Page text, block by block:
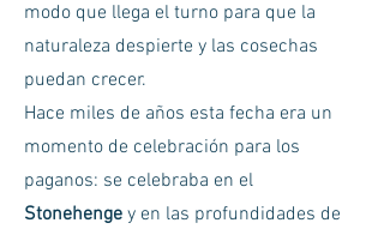
modo que llega el turno para que la
naturaleza despierte y las cosechas
puedan crecer.
Hace miles de años esta fecha era un
momento de celebración para los
paganos: se celebraba en el
Stonehenge y en las profundidades de